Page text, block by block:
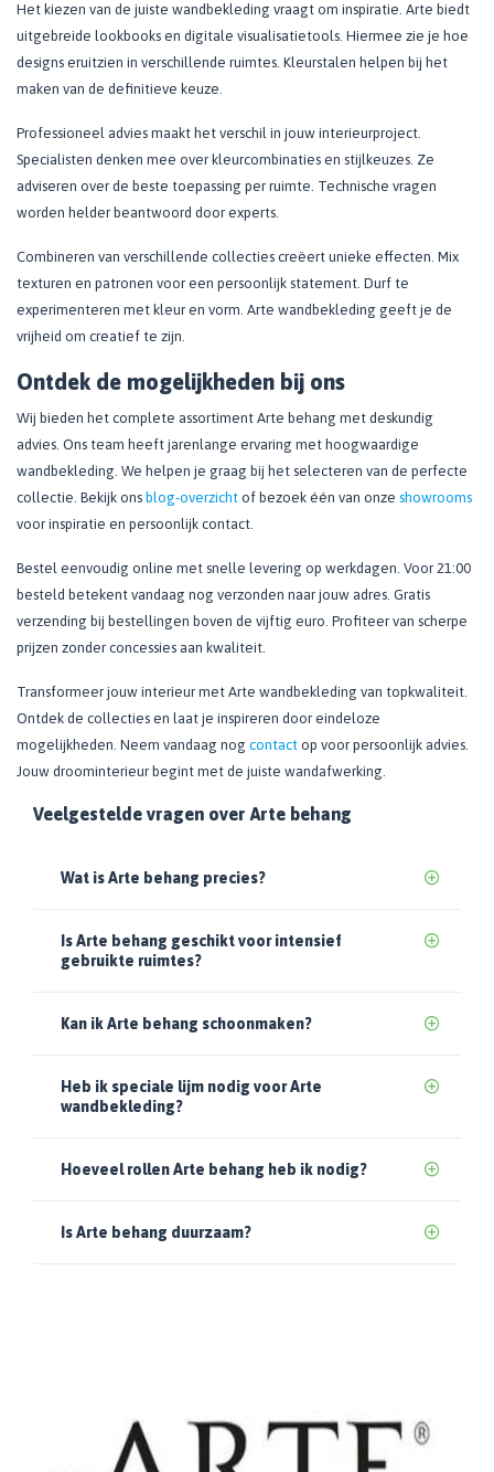
Het kiezen van de juiste wandbekleding vraagt om inspiratie. Arte biedt
uitgebreide lookbooks en digitale visualisatietools. Hiermee zie je hoe
designs eruitzien in verschillende ruimtes. Kleurstalen helpen bij het
maken van de definitieve keuze.
Professioneel advies maakt het verschil in jouw interieurproject.
Specialisten denken mee over kleurcombinaties en stijlkeuzes. Ze
adviseren over de beste toepassing per ruimte. Technische vragen
worden helder beantwoord door experts.
Combineren van verschillende collecties creëert unieke effecten. Mix
texturen en patronen voor een persoonlijk statement. Durf te
experimenteren met kleur en vorm. Arte wandbekleding geeft je de
vrijheid om creatief te zijn.
Ontdek de mogelijkheden bij ons
Wij bieden het complete assortiment Arte behang met deskundig
advies. Ons team heeft jarenlange ervaring met hoogwaardige
wandbekleding. We helpen je graag bij het selecteren van de perfecte
collectie. Bekijk ons blog-overzicht of bezoek één van onze showrooms
voor inspiratie en persoonlijk contact.
Bestel eenvoudig online met snelle levering op werkdagen. Voor 21:00
besteld betekent vandaag nog verzonden naar jouw adres. Gratis
verzending bij bestellingen boven de vijftig euro. Profiteer van scherpe
prijzen zonder concessies aan kwaliteit.
Transformeer jouw interieur met Arte wandbekleding van topkwaliteit.
Ontdek de collecties en laat je inspireren door eindeloze
mogelijkheden. Neem vandaag nog contact op voor persoonlijk advies.
Jouw droominterieur begint met de juiste wandafwerking.
Veelgestelde vragen over Arte behang
Wat is Arte behang precies?
Is Arte behang geschikt voor intensief
gebruikte ruimtes?
Kan ik Arte behang schoonmaken?
Heb ik speciale lijm nodig voor Arte
wandbekleding?
Hoeveel rollen Arte behang heb ik nodig?
Is Arte behang duurzaam?